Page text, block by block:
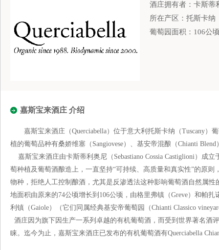
酒庄拥有者：卡斯蒂
所在产区：托斯卡纳
葡萄园面积：106公
嘉斯宝来酒庄 介绍
嘉斯宝来酒庄（Querciabella）位于意大利托斯卡纳（Tuscany）
植的葡萄品种有桑娇维塞（Sangiovese）、基安帝混酿（Chianti Blend
嘉斯宝来酒庄由卡斯蒂利奥尼（Sebastiano Cossia Castiglioni）成
萄种植及葡萄酒酿造上，一直坚持“可持续、高质量和真实性”的原
物种，拒绝人工控制酿酒，尤其是反渗透法这种影响葡萄酒自然属
地面积由原来的74公顷增长到106公顷，由格里弗镇（Greve）和帕扎
利镇（Gaiole）（它们同属经典基安帝葡萄园（Chianti Classico
酒庄因为旗下因生产一系列卓越的有机葡萄酒，而受到世界著名酒
睐。迄今为止，嘉斯宝来酒庄已发布的有机葡萄酒有Querciabella